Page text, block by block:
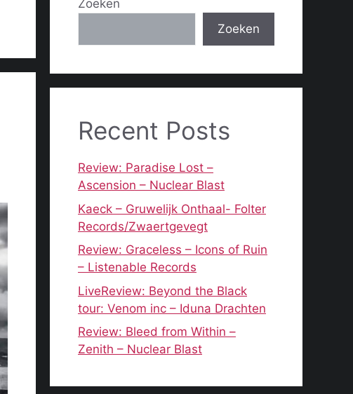
Zoeken
Zoeken
Recent Posts
Review: Paradise Lost –
Ascension – Nuclear Blast
Kaeck – Gruwelijk Onthaal- Folter
Records/Zwaertgevegt
Review: Graceless – Icons of Ruin
– Listenable Records
LiveReview: Beyond the Black
tour: Venom inc – Iduna Drachten
Review: Bleed from Within –
Zenith – Nuclear Blast